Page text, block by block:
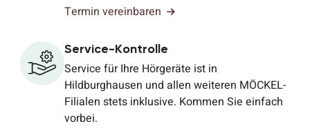
Termin vereinbaren
Service-Kontrolle
Service für Ihre Hörgeräte ist in
Hildburghausen und allen weiteren MÖCKEL-
Filialen stets inklusive. Kommen Sie einfach
vorbei.